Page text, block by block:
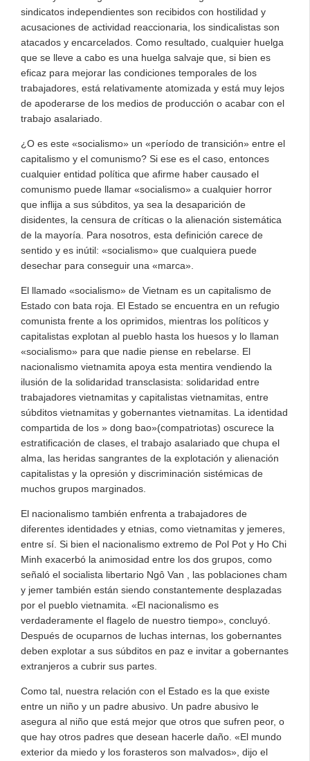
sindicatos independientes son recibidos con hostilidad y
acusaciones de actividad reaccionaria, los sindicalistas son
atacados y encarcelados. Como resultado, cualquier huelga
que se lleve a cabo es una huelga salvaje que, si bien es
eficaz para mejorar las condiciones temporales de los
trabajadores, está relativamente atomizada y está muy lejos
de apoderarse de los medios de producción o acabar con el
trabajo asalariado.
¿O es este «socialismo» un «período de transición» entre el
capitalismo y el comunismo? Si ese es el caso, entonces
cualquier entidad política que afirme haber causado el
comunismo puede llamar «socialismo» a cualquier horror
que inflija a sus súbditos, ya sea la desaparición de
disidentes, la censura de críticas o la alienación sistemática
de la mayoría. Para nosotros, esta definición carece de
sentido y es inútil: «socialismo» que cualquiera puede
desechar para conseguir una «marca».
El llamado «socialismo» de Vietnam es un capitalismo de
Estado con bata roja. El Estado se encuentra en un refugio
comunista frente a los oprimidos, mientras los políticos y
capitalistas explotan al pueblo hasta los huesos y lo llaman
«socialismo» para que nadie piense en rebelarse. El
nacionalismo vietnamita apoya esta mentira vendiendo la
ilusión de la solidaridad transclasista: solidaridad entre
trabajadores vietnamitas y capitalistas vietnamitas, entre
súbditos vietnamitas y gobernantes vietnamitas. La identidad
compartida de los » dong bao»(compatriotas) oscurece la
estratificación de clases, el trabajo asalariado que chupa el
alma, las heridas sangrantes de la explotación y alienación
capitalistas y la opresión y discriminación sistémicas de
muchos grupos marginados.
El nacionalismo también enfrenta a trabajadores de
diferentes identidades y etnias, como vietnamitas y jemeres,
entre sí. Si bien el nacionalismo extremo de Pol Pot y Ho Chi
Minh exacerbó la animosidad entre los dos grupos, como
señaló el socialista libertario Ngô Van , las poblaciones cham
y jemer también están siendo constantemente desplazadas
por el pueblo vietnamita. «El nacionalismo es
verdaderamente el flagelo de nuestro tiempo», concluyó.
Después de ocuparnos de luchas internas, los gobernantes
deben explotar a sus súbditos en paz e invitar a gobernantes
extranjeros a cubrir sus partes.
Como tal, nuestra relación con el Estado es la que existe
entre un niño y un padre abusivo. Un padre abusivo le
asegura al niño que está mejor que otros que sufren peor, o
que hay otros padres que desean hacerle daño. «El mundo
exterior da miedo y los forasteros son malvados», dijo el